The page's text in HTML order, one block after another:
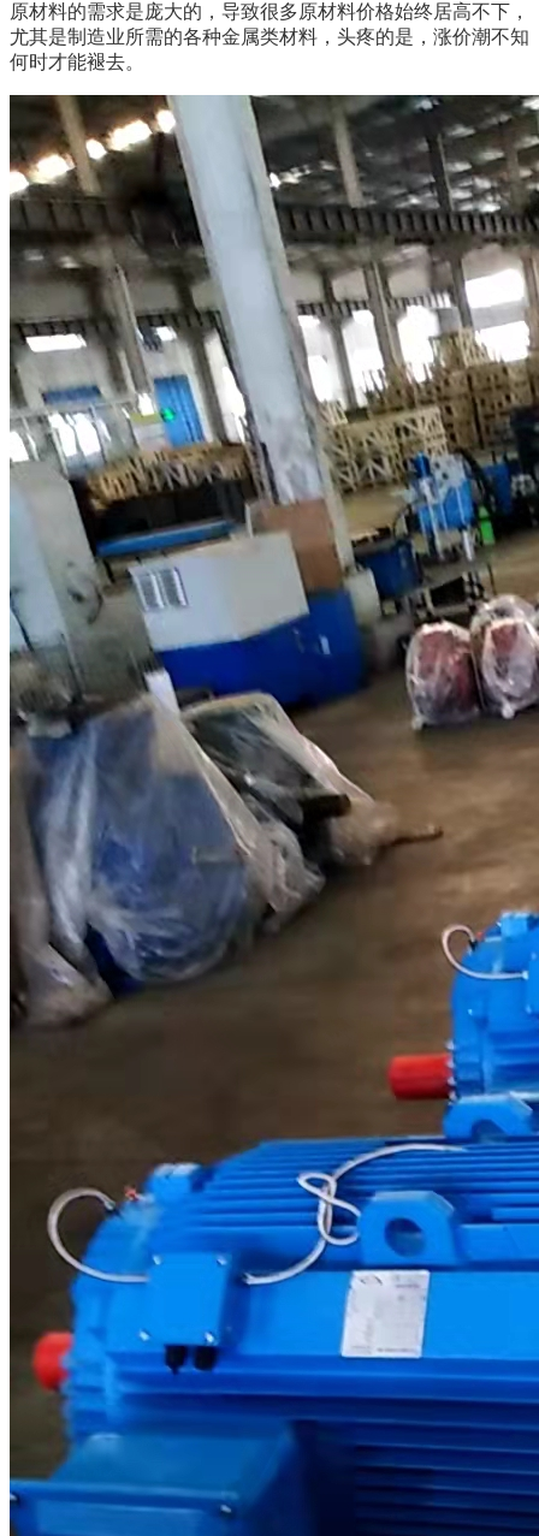
原材料的需求是庞大的，导致很多原材料价格始终居高不下，
尤其是制造业所需的各种金属类材料，头疼的是，涨价潮不知
何时才能褪去。